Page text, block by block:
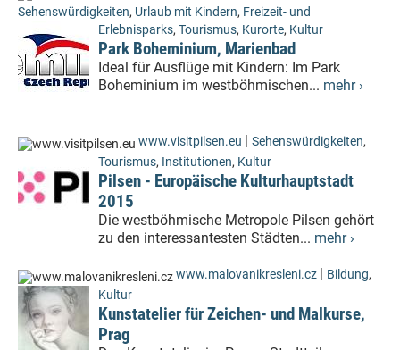
Sehenswürdigkeiten, Urlaub mit Kindern, Freizeit- und
Erlebnisparks, Tourismus, Kurorte, Kultur
Park Boheminium, Marienbad
Ideal für Ausflüge mit Kindern: Im Park
Boheminium im westböhmischen... mehr ›
www.visitpilsen.eu | Sehenswürdigkeiten,
Tourismus, Institutionen, Kultur
Pilsen - Europäische Kulturhauptstadt
2015
Die westböhmische Metropole Pilsen gehört
zu den interessantesten Städten... mehr ›
www.malovanikresleni.cz | Bildung,
Kultur
Kunstatelier für Zeichen- und Malkurse,
Prag